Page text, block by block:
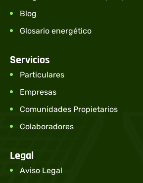
Blog
Glosario energético
Servicios
Particulares
Empresas
Comunidades Propietarios
Colaboradores
Legal
Aviso Legal